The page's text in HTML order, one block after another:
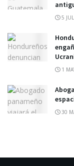
5
1
30